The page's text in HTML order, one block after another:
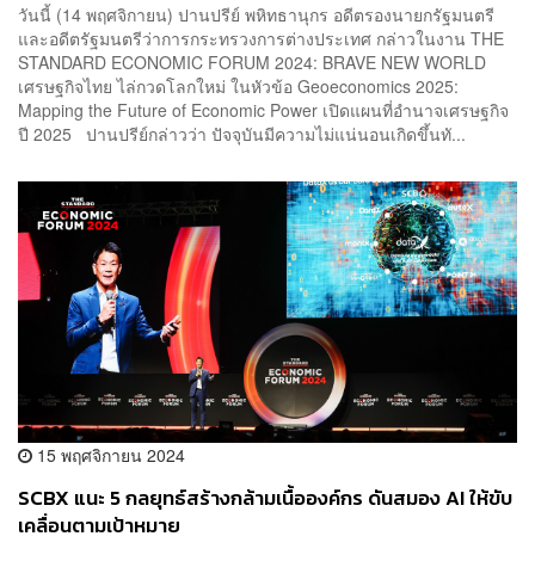
วันนี้ (14 พฤศจิกายน) ปานปรีย์ พหิทธานุกร อดีตรองนายกรัฐมนตรี
และอดีตรัฐมนตรีว่าการกระทรวงการต่างประเทศ กล่าวในงาน THE
STANDARD ECONOMIC FORUM 2024: BRAVE NEW WORLD
เศรษฐกิจไทย ไล่กวดโลกใหม่ ในหัวข้อ Geoeconomics 2025:
Mapping the Future of Economic Power เปิดแผนที่อำนาจเศรษฐกิจ
ปี 2025 ปานปรีย์กล่าวว่า ปัจจุบันมีความไม่แน่นอนเกิดขึ้นทั...
15 พฤศจิกายน 2024
SCBX แนะ 5 กลยุทธ์สร้างกล้ามเนื้อองค์กร ดันสมอง AI ให้ขับ
เคลื่อนตามเป้าหมาย